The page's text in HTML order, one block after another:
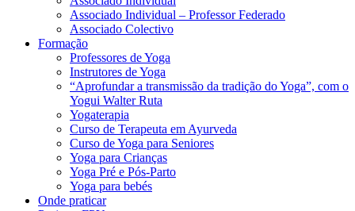
Associado Individual – Professor Federado
Associado Colectivo
Formação
Professores de Yoga
Instrutores de Yoga
“Aprofundar a transmissão da tradição do Yoga”, com o
Yogui Walter Ruta
Yogaterapia
Curso de Terapeuta em Ayurveda
Curso de Yoga para Seniores
Yoga para Crianças
Yoga Pré e Pós-Parto
Yoga para bebés
Onde praticar